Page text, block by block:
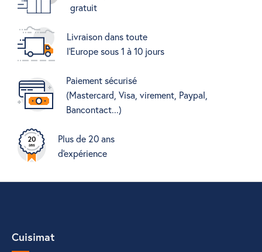
gratuit
Livraison dans toute
l'Europe sous 1 à 10 jours
Paiement sécurisé
(Mastercard, Visa, virement, Paypal,
Bancontact...)
Plus de 20 ans
d'expérience
Cuisimat